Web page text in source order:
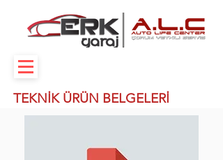
TEKNİK ÜRÜN BELGELERİ